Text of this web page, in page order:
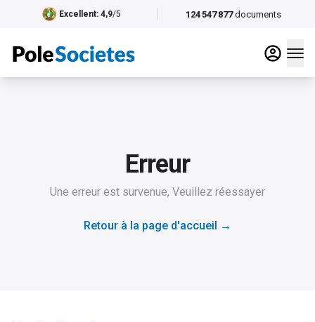
124 547 877 documents
Excellent: 4,9/5
Erreur
Une erreur est survenue, Veuillez réessayer
Retour à la page d'accueil →